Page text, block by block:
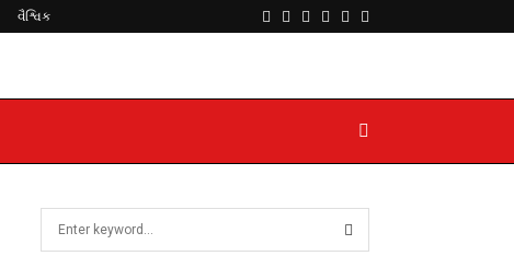
વૈશ્વિક Facebook
TwitterInstagram
YoutubeTelegram